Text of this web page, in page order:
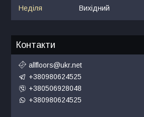
Неділя
Вихідний
Контакти
allfloors@ukr.net
+380980624525
+380506928048
+380980624525